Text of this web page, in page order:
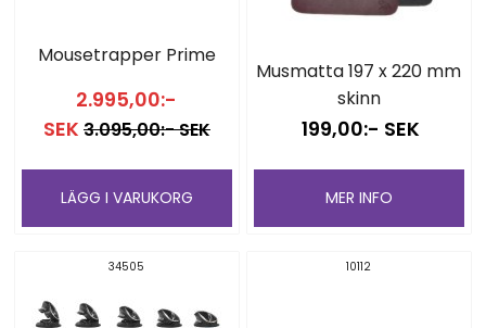
Mousetrapper Prime
2.995,00:-
SEK 3.095,00:- SEK
LÄGG I VARUKORG
Musmatta 197 x 220 mm
skinn
199,00:- SEK
MER INFO
34505 10112